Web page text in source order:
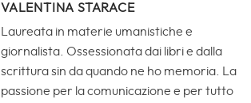
VALENTINA STARACE
Laureata in materie umanistiche e
giornalista. Ossessionata dai libri e dalla
scrittura sin da quando ne ho memoria. La
passione per la comunicazione e per tutto